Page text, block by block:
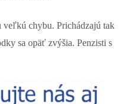
chybu. Prichádzajú tak
sa opäť zvýšia. Penzisti s